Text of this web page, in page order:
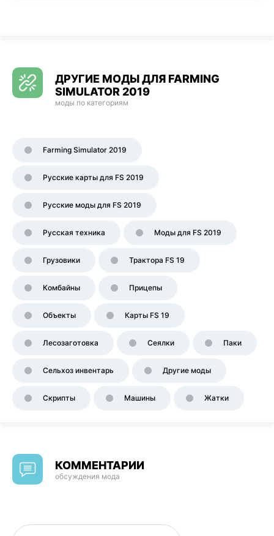
ДРУГИЕ МОДЫ ДЛЯ FARMING
SIMULATOR 2019
моды по категориям
Farming Simulator 2019
Русские карты для FS 2019
Русские моды для FS 2019
Русская техника Моды для FS 2019
Грузовики Трактора FS 19
Комбайны Прицепы
Объекты Карты FS 19
Лесозаготовка Сеялки Паки
Сельхоз инвентарь Другие моды
Скрипты Машины Жатки
КОММЕНТАРИИ
обсуждения мода